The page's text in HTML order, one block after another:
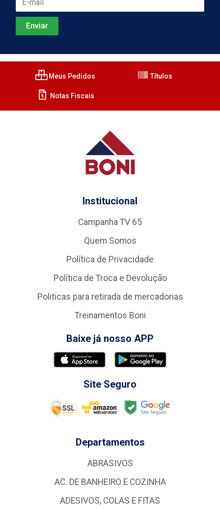
Meus Pedidos Títulos
Notas Fiscais
Institucional
Campanha TV 65
Quem Somos
Política de Privacidade
Política de Troca e Devolução
Politicas para retirada de mercadorias
Treinamentos Boni
Baixe já nosso APP
Site Seguro
Departamentos
ABRASIVOS
AC. DE BANHEIRO E COZINHA
ADESIVOS, COLAS E FITAS